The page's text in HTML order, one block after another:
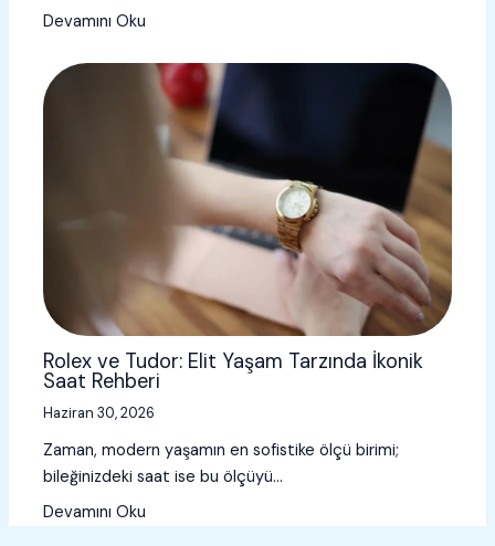
Devamını Oku
Rolex ve Tudor: Elit Yaşam Tarzında İkonik
Saat Rehberi
Haziran 30, 2026
Zaman, modern yaşamın en sofistike ölçü birimi;
bileğinizdeki saat ise bu ölçüyü…
Devamını Oku